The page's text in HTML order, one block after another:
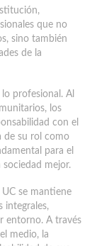
que no
sino también
de la
profesional. Al
los
con el
de su rol como
para el
mejor.
se mantiene
integrales,
entorno. A través
medio, la